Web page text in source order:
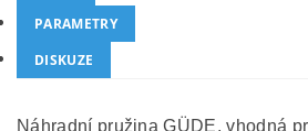
PARAMETRY
DISKUZE
Náhradní pružina GÜDE, vhodná